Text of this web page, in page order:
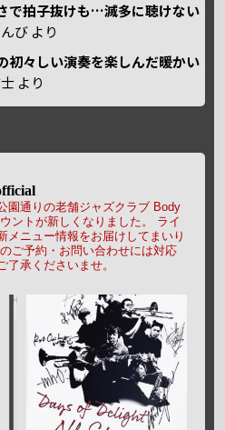
で拍子抜けも…滅多に聴けない
び より
初々しい演奏を楽しんだ暖かい
より
園通りの老舗ジャズクラブ Body
ントが新しくなりました。
ライ
メニュー情報をお届けしてまいり
ご予約・お問い合わせには対応
了承くださいませ。